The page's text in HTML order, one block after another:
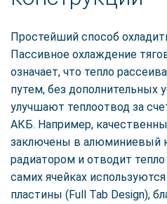
Простейший способ
Пассивное охлаждение
означает, что тепло
путем, без дополнительных
улучшают теплоотвод за
АКБ. Например,
заключены в алюминиевый
радиатором и отводит
самих ячейках
пластины (Full Tab Design),